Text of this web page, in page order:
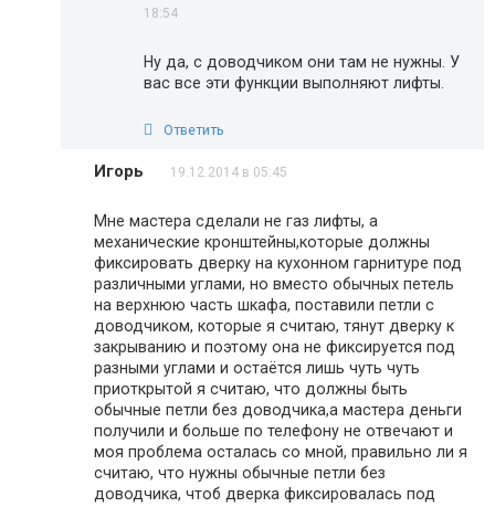
18:54
Ну да, с доводчиком они там не нужны. У
вас все эти функции выполняют лифты.
Ответить
Игорь 19.12.2014 в 05:45
Мне мастера сделали не газ лифты, а
механические кронштейны,которые должны
фиксировать дверку на кухонном гарнитуре под
различными углами, но вместо обычных петель
на верхнюю часть шкафа, поставили петли с
доводчиком, которые я считаю, тянут дверку к
закрыванию и поэтому она не фиксируется под
разными углами и остаётся лишь чуть чуть
приоткрытой я считаю, что должны быть
обычные петли без доводчика,а мастера деньги
получили и больше по телефону не отвечают и
моя проблема осталась со мной, правильно ли я
считаю, что нужны обычные петли без
доводчика, чтоб дверка фиксировалась под